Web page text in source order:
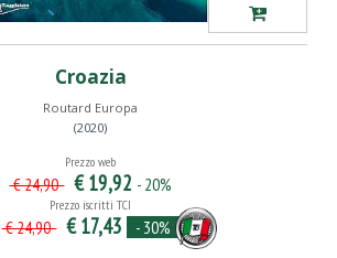
Croazia
Routard Europa
(2020)
Prezzo web
€ 24,90 € 19,92 - 20%
Prezzo iscritti TCI
€ 24,90 € 17,43 - 30%